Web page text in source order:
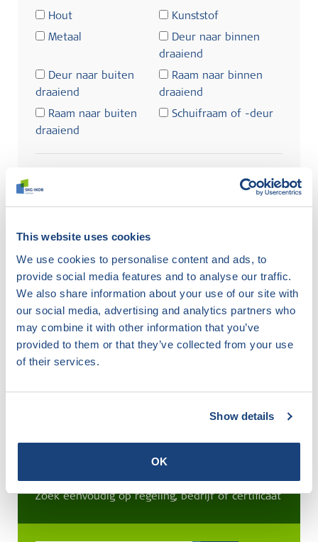
This website uses cookies
We use cookies to personalise content and ads, to
provide social media features and to analyse our traffic.
We also share information about your use of our site with
our social media, advertising and analytics partners who
may combine it with other information that you’ve
provided to them or that they’ve collected from your use
of their services.
Show details
OK
Hout
Kunststof
Metaal
Deur naar binnen
draaiend
Deur naar buiten
draaiend
Raam naar binnen
draaiend
Raam naar buiten
draaiend
Schuifraam of -deur
Gebruikte afkortingen
ho hout ku kunststof me
metaal
dbi
deur naar
binnen draaiend
dbu
deur naar
buiten draaiend
rbi
raam naar
binnen draaiend
rbu
raam naar
buiten draaiend
sch
schuifraam
Zoek eenvoudig op regeling, bedrijf of certificaat